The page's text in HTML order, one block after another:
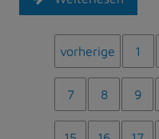
vorherige 1
7 8 9